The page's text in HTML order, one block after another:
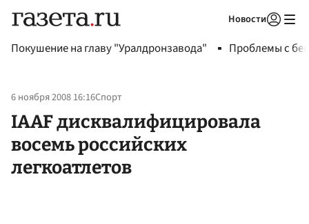
Новости
Покушение на главу "Уралдронзавода" Проблемы с
6 ноября 2008 16:16Спорт
IAAF дисквалифицировала
восемь российских
легкоатлетов